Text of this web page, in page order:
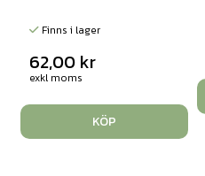
Finns i lager
62,00 kr
exkl moms
KÖP